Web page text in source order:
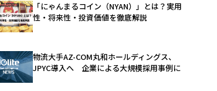
「にゃんまるコイン（NYAN）」とは？実用
性・将来性・投資価値を徹底解説
物流大手AZ-COM丸和ホールディングス、
JPYC導入へ 企業による大規模採用事例に